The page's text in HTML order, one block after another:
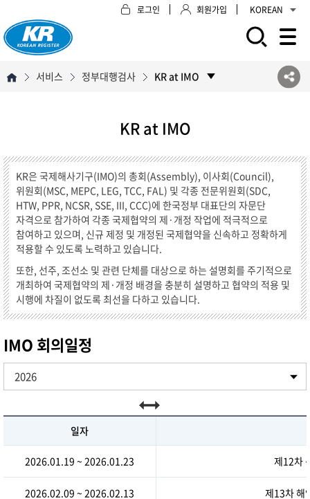
로그인 회원가입 KOREAN
서비스 정부대행검사 KR at IMO
KR at IMO
KR은 국제해사기구(IMO)의 총회(Assembly), 이사회(Council),
위원회(MSC, MEPC, LEG, TCC, FAL) 및 각종 전문위원회(SDC,
HTW, PPR, NCSR, SSE, III, CCC)에 한국정부 대표단의 자문단
자격으로 참가하여 각종 국제협약의 제·개정 작업에 적극적으로
참여하고 있으며, 신규 제정 및 개정된 국제협약을 신속하고 정확하게
적용할 수 있도록 노력하고 있습니다.
또한, 선주, 조선소 및 관련 단체를 대상으로 하는 설명회를 주기적으로
개최하여 국제협약의 제·개정 배경을 충분히 설명하고 협약의 적용 및
시행에 차질이 없도록 최선을 다하고 있습니다.
IMO 회의일정
일자
2026.01.19 ~ 2026.01.23 제12차
2026.02.09 ~ 2026.02.13 제13차 해